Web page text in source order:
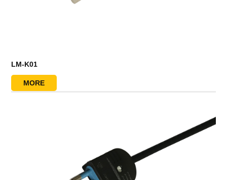
LM-K01
MORE